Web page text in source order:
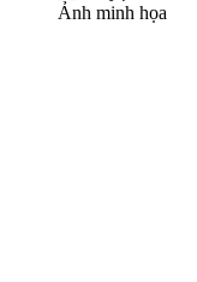
Ảnh minh họa